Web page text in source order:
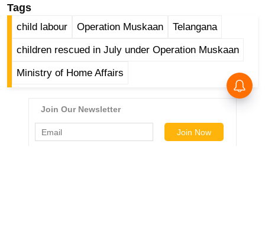
ज
ब्री
नो
Tags
child labour Operation Muskaan Telangana
children rescued in July under Operation Muskaan
Ministry of Home Affairs